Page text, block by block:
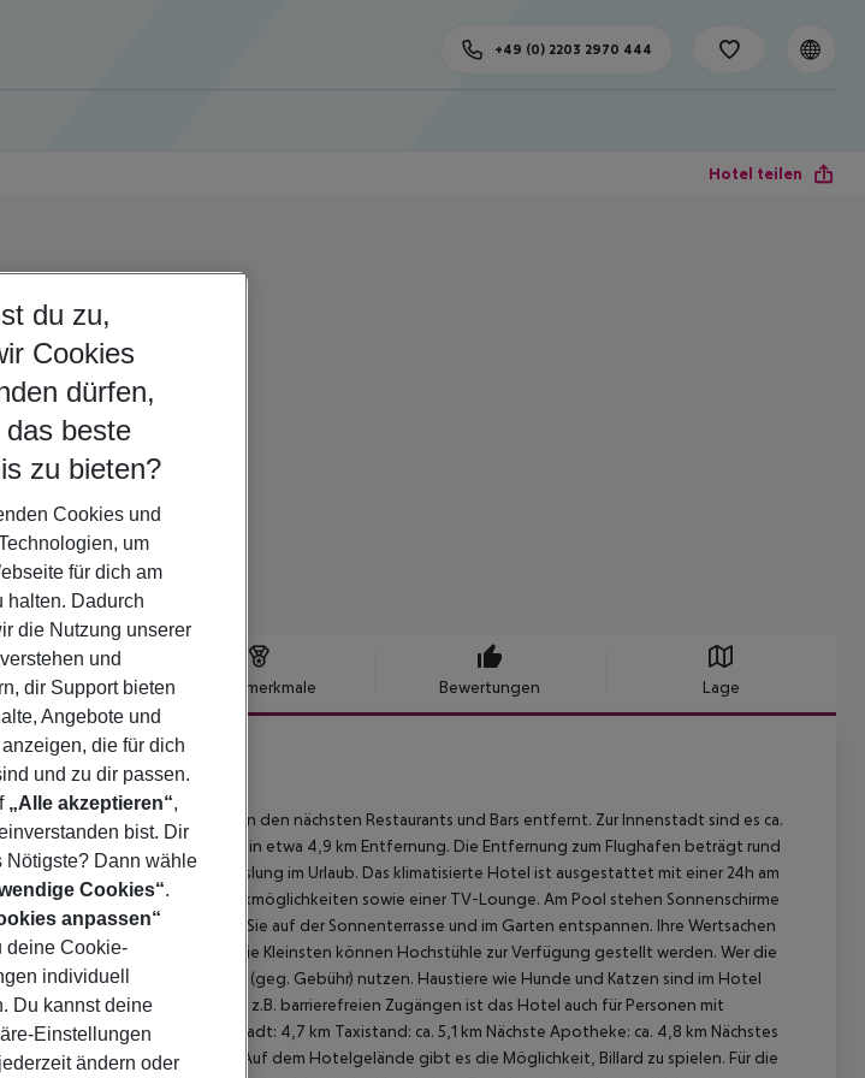
+49 (0) 2203 2970 444
Hotel teilen
Hotelmerkmale Bewertungen Lage
befindet sich rund 4,7 km von den nächsten Restaurants und Bars entfernt. Zur Innenstadt sind es ca.
gibt es einen Supermarkt in etwa 4,9 km Entfernung. Die Entfernung zum Flughafen beträgt rund
(ca. 116 km) für Abwechslung im Urlaub. Das klimatisierte Hotel ist ausgestattet mit einer 24h am
Lift, einen Whirlpool, Parkmöglichkeiten sowie einer TV-Lounge. Am Pool stehen Sonnenschirme
der Anlage können Sie auf der Sonnenterrasse und im Garten entspannen. Ihre Wertsachen
Safe aufbewahren. Für die Kleinsten können Hochstühle zur Verfügung gestellt werden. Wer die
den hotelnahen Auto-Verleih (geg. Gebühr) nutzen. Haustiere wie Hunde und Katzen sind im Hotel
barrierefreien Ausstattung wie z.B. barrierefreien Zugängen ist das Hotel auch für Personen mit
Entfernungen Zentrum/Innenstadt: 4,7 km Taxistand: ca. 5,1 km Nächste Apotheke: ca. 4,8 km Nächstes
ca. 4,8 kmSport und Freizeit Auf dem Hotelgelände gibt es die Möglichkeit, Billard zu spielen. Für die
du zu,
Cookies
dürfen,
beste
zu bieten?
Cookies und
um
für dich am
halten. Dadurch
die Nutzung unserer
und
dir Support bieten
Angebote und
die für dich
und zu dir passen.
„Alle akzeptieren“,
bist. Dir
Nötigste? Dann wähle
Cookies“.
anpassen“
deine Cookie-
individuell
Du kannst deine
Einstellungen
ändern oder